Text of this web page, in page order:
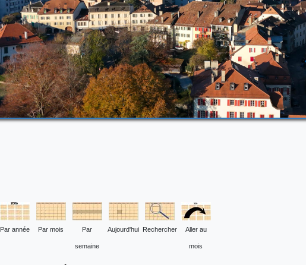
Par année Par mois Par
semaine
Aujourd'hui Rechercher Aller au
mois